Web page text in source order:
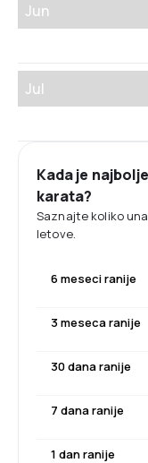
Jun
Jul
Kada je
karata?
Saznajte koliko
letove.
6 meseci ranije
3 meseca ranije
30 dana ranije
7 dana ranije
1 dan ranije